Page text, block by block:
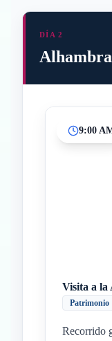
DÍA 2
9:00
Visita a la
Patrimonio
Recorrido